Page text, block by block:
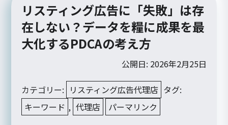
リスティング広告に「失敗」は存
在しない？データを糧に成果を最
大化するPDCAの考え方
公開日: 2026年2月25日
カテゴリー: リスティング広告代理店 タグ:
キーワード , 代理店 パーマリンク